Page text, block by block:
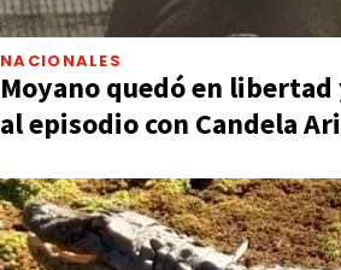
NACIONALES
Moyano quedó en
al episodio con Candela